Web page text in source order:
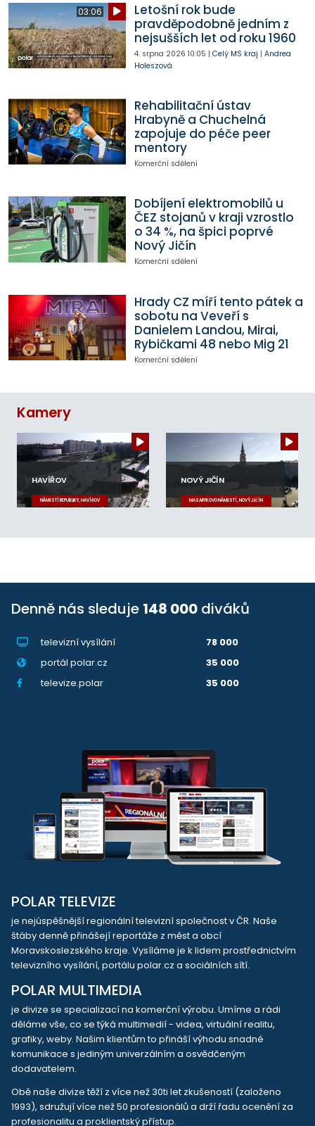
03:06
Letošní rok bude
pravděpodobně jedním z
nejsušších let od roku 1960
4. srpna 2026 10:05 | Celý MS kraj | Andrea
Holeszová
Rehabilitační ústav
Hrabyně a Chuchelná
zapojuje do péče peer
mentory
Komerční sdělení
Dobíjení elektromobilů u
ČEZ stojanů v kraji vzrostlo
o 34 %, na špici poprvé
Nový Jičín
Komerční sdělení
Hrady CZ míří tento pátek a
sobotu na Veveří s
Danielem Landou, Mirai,
Rybičkami 48 nebo Mig 21
Komerční sdělení
Kamery
HAVÍŘOV
NÁMĚSTÍ REPUBLIKY, HAVÍŘOV
NOVÝ JIČÍN
MASARYKOVO NÁMĚSTÍ, NOVÝ JIČÍN
Denně nás sleduje 148 000 diváků
televizní vysílání
78 000
portál polar.cz
35 000
televize.polar
35 000
POLAR TELEVIZE
je nejúspěšnější regionální televizní společnost v ČR. Naše
štáby denně přinášejí reportáže z měst a obcí
Moravskoslezského kraje. Vysíláme je k lidem prostřednictvím
televizního vysílání, portálu polar.cz a sociálních sítí.
POLAR MULTIMEDIA
je divize se specializací na komerční výrobu. Umíme a rádi
děláme vše, co se týká multimedií - videa, virtuální realitu,
grafiky, weby. Našim klientům to přináší výhodu snadné
komunikace s jediným univerzálním a osvědčeným
dodavatelem.
Obě naše divize těží z více než 30ti let zkušeností (založeno
1993), sdružují více než 50 profesionálů a drží řadu ocenění za
profesionalitu a proklientský přístup.